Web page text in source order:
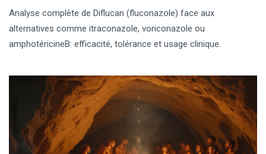
Analyse complète de Diflucan (fluconazole) face aux
alternatives comme itraconazole, voriconazole ou
amphotéricineB: efficacité, tolérance et usage clinique.